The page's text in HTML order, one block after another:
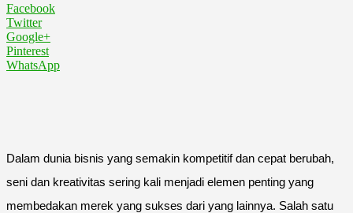
Facebook
Twitter
Google+
Pinterest
WhatsApp
Dalam dunia bisnis yang semakin kompetitif dan cepat berubah,
seni dan kreativitas sering kali menjadi elemen penting yang
membedakan merek yang sukses dari yang lainnya. Salah satu